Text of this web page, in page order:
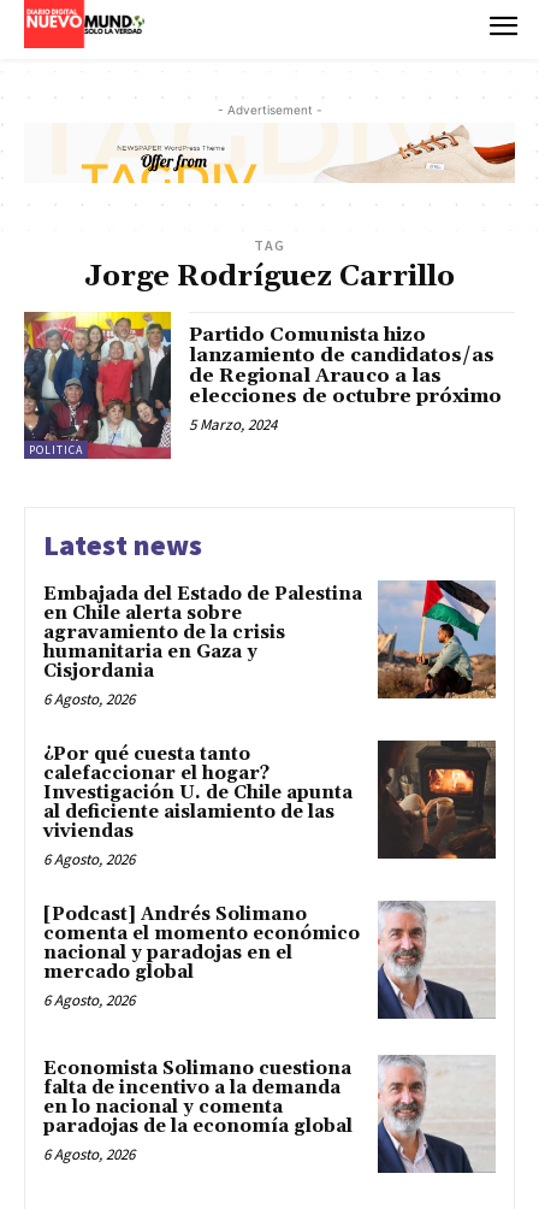
- Advertisement -
TAG
Jorge Rodríguez Carrillo
POLITICA
Partido Comunista hizo
lanzamiento de candidatos/as
de Regional Arauco a las
elecciones de octubre próximo
5 Marzo, 2024
Latest news
Embajada del Estado de Palestina
en Chile alerta sobre
agravamiento de la crisis
humanitaria en Gaza y
Cisjordania
6 Agosto, 2026
¿Por qué cuesta tanto
calefaccionar el hogar?
Investigación U. de Chile apunta
al deficiente aislamiento de las
viviendas
6 Agosto, 2026
[Podcast] Andrés Solimano
comenta el momento económico
nacional y paradojas en el
mercado global
6 Agosto, 2026
Economista Solimano cuestiona
falta de incentivo a la demanda
en lo nacional y comenta
paradojas de la economía global
6 Agosto, 2026